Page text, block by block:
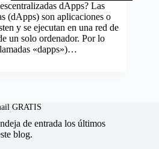
dApps? Las
(dApps) son aplicaciones o
y se ejecutan en una red de
un solo ordenador. Por lo
«dapps»)…
GRATIS
de entrada los últimos
blog.